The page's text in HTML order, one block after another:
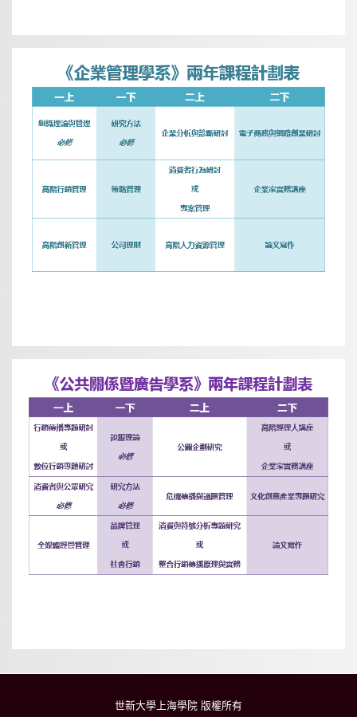
世新大學上海學院 版權所有